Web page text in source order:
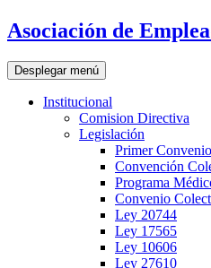
Asociación de
Desplegar menú
Institucional
Comision Directiva
Legislación
Primer
Convención
Programa
Convenio
Ley 20744
Ley 17565
Ley 10606
Ley 27610